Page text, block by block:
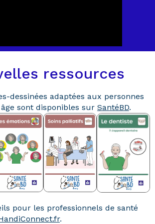
ressources
dessinées adaptées aux personnes
sont disponibles sur SantéBD.
pour les professionnels de santé
.